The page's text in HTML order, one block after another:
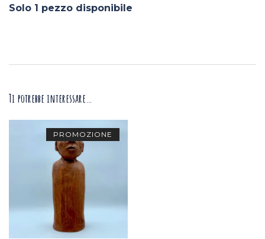
Solo 1 pezzo disponibile
Ti potrebbe interessare…
PROMOZIONE